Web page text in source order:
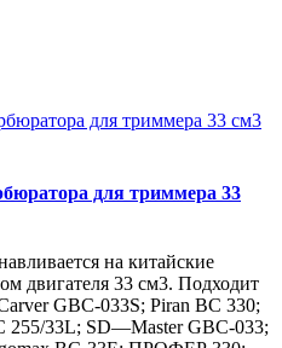
для триммера 33
на китайские
двигателя 33 см3. Подходит
GBC-033S; Piran BC 330;
255/33L; SD—Master GBC-033;